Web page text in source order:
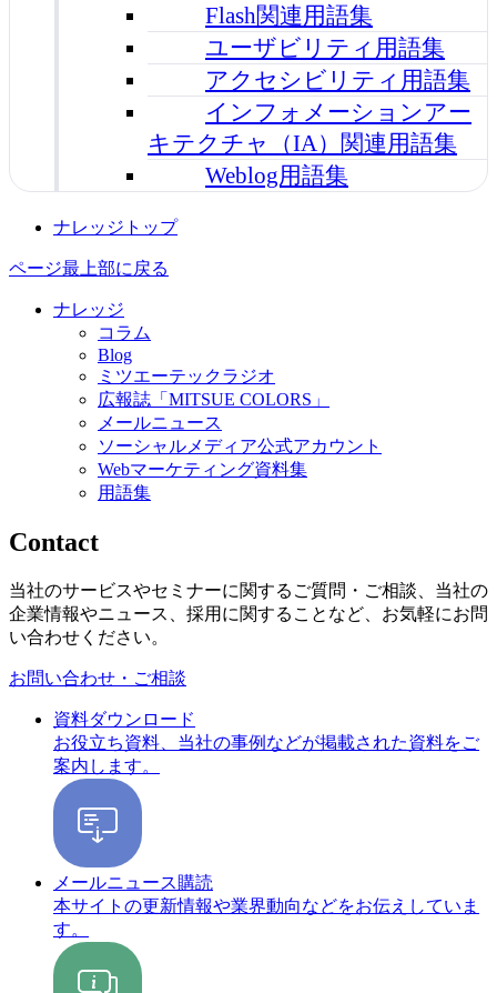
Flash関連用語集
ユーザビリティ用語集
アクセシビリティ用語集
インフォメーションアー
キテクチャ（IA）関連用語集
Weblog用語集
ナレッジトップ
ページ最上部に戻る
ナレッジ
コラム
Blog
ミツエーテックラジオ
広報誌「MITSUE COLORS」
メールニュース
ソーシャルメディア公式アカウント
Webマーケティング資料集
用語集
Contact
当社のサービスやセミナーに関するご質問・ご相談、当社の
企業情報やニュース、採用に関することなど、お気軽にお問
い合わせください。
お問い合わせ・ご相談
資料ダウンロード
お役立ち資料、当社の事例などが掲載された資料をご
案内します。
メールニュース購読
本サイトの更新情報や業界動向などをお伝えしていま
す。